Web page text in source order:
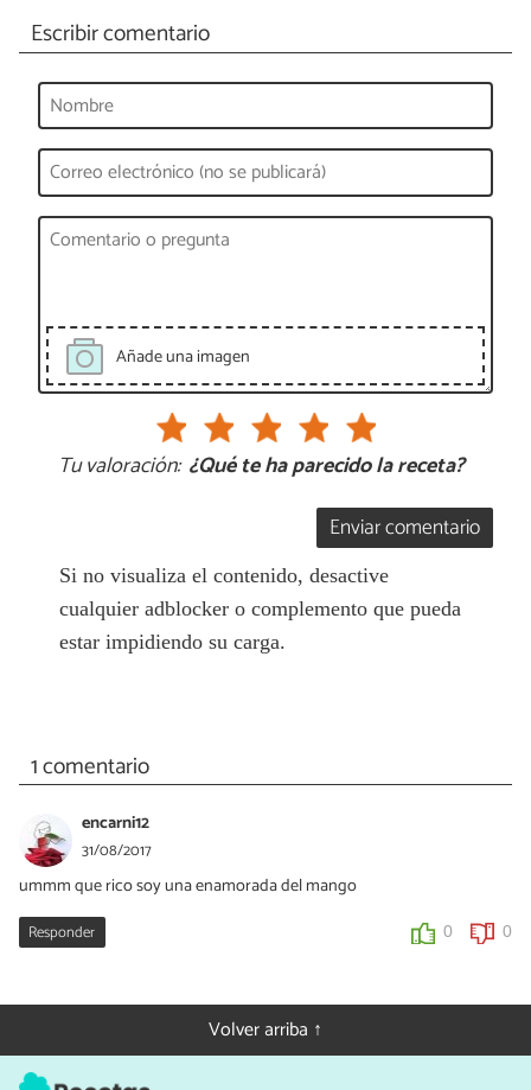
Escribir comentario
Añade una imagen
Tu valoración: ¿Qué te ha parecido la receta?
Enviar comentario
Si no visualiza el contenido, desactive
cualquier adblocker o complemento que pueda
estar impidiendo su carga.
1 comentario
encarni12
31/08/2017
ummm que rico soy una enamorada del mango
Responder 0 0
Volver arriba ↑